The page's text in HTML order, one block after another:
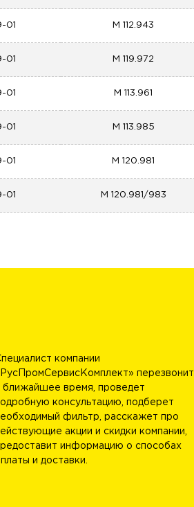
01 M 112.943
01 M 119.972
01 M 113.961
01 M 113.985
01 M 120.981
01 M 120.981/983
компании
перезвонит
ближайшее время, проведет
консультацию, подберет
фильтр, расскажет про
акции и скидки компании,
информацию о способах
и доставки.